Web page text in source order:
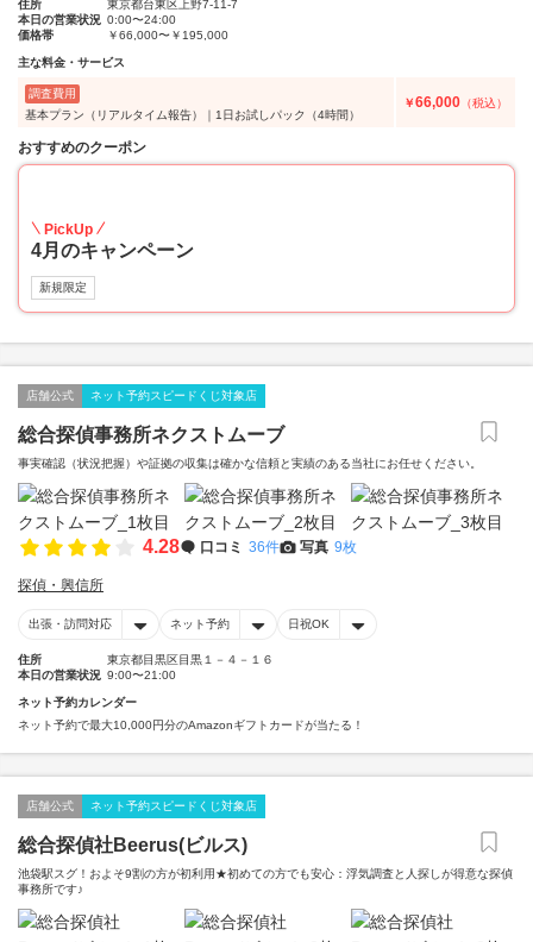
住所
東京都台東区上野7-11-7
本日の営業状況 0:00〜24:00
価格帯
￥66,000〜￥195,000
主な料金・サービス
調査費用
基本プラン（リアルタイム報告）｜1日お試しパック（4時間）
￥66,000 （税込）
おすすめのクーポン
PickUp
4月のキャンペーン
新規限定
店舗公式 ネット予約スピードくじ対象店
総合探偵事務所ネクストムーブ
事実確認（状況把握）や証拠の収集は確かな信頼と実績のある当社にお任せください。
4.28 口コミ 36件 写真 9枚
探偵・興信所
出張・訪問対応 ネット予約 日祝OK
住所
東京都目黒区目黒１－４－１６
本日の営業状況 9:00〜21:00
ネット予約カレンダー
ネット予約で最大10,000円分のAmazonギフトカードが当たる！
店舗公式 ネット予約スピードくじ対象店
総合探偵社Beerus(ビルス)
池袋駅スグ！およそ9割の方が初利用★初めての方でも安心：浮気調査と人探しが得意な探偵
事務所です♪